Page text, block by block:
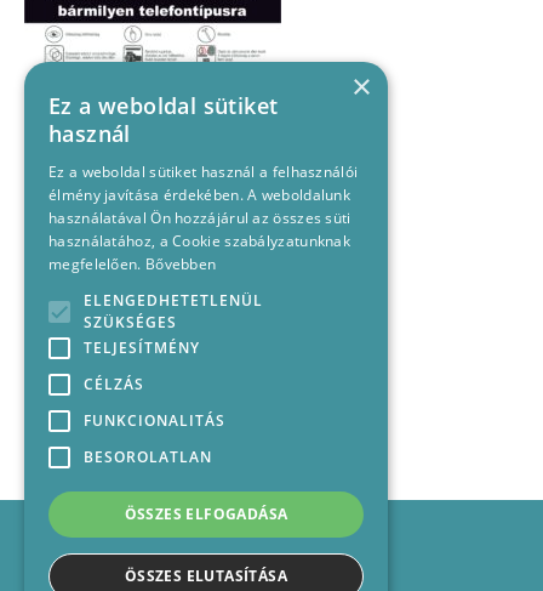
Impresszum
Médiajánlat
Felhasználási feltételek
×
Ez a weboldal sütiket
használ
Ez a weboldal sütiket használ a felhasználói
élmény javítása érdekében. A weboldalunk
használatával Ön hozzájárul az összes süti
használatához, a Cookie szabályzatunknak
megfelelően. Bővebben
ELENGEDHETETLENÜL
SZÜKSÉGES
TELJESÍTMÉNY
CÉLZÁS
FUNKCIONALITÁS
BESOROLATLAN
ÖSSZES ELFOGADÁSA
ÖSSZES ELUTASÍTÁSA